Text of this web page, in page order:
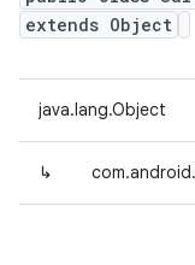
extends Object
java.lang.Object
↳